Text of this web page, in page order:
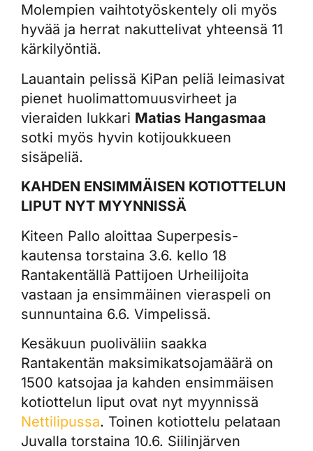
Molempien vaihtotyöskentely oli myös
hyvää ja herrat nakuttelivat yhteensä 11
kärkilyöntiä.
Lauantain pelissä KiPan peliä leimasivat
pienet huolimattomuusvirheet ja
vieraiden lukkari Matias Hangasmaa
sotki myös hyvin kotijoukkueen
sisäpeliä.
KAHDEN ENSIMMÄISEN KOTIOTTELUN
LIPUT NYT MYYNNISSÄ
Kiteen Pallo aloittaa Superpesis-
kautensa torstaina 3.6. kello 18
Rantakentällä Pattijoen Urheilijoita
vastaan ja ensimmäinen vieraspeli on
sunnuntaina 6.6. Vimpelissä.
Kesäkuun puoliväliin saakka
Rantakentän maksimikatsojamäärä on
1500 katsojaa ja kahden ensimmäisen
kotiottelun liput ovat nyt myynnissä
Nettilipussa. Toinen kotiottelu pelataan
Juvalla torstaina 10.6. Siilinjärven